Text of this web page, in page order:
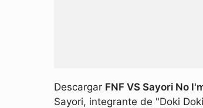
Descargar FNF VS Sayori No
Sayori, integrante de "Doki